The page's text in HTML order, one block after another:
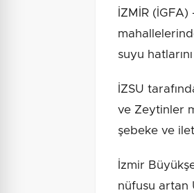
İZMİR
suyu
İZSU
ve Zeytinler
şebeke ve
İzmir
nüfusu artan